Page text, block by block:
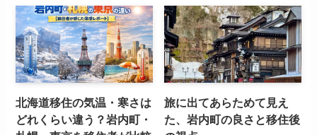
北海道移住の気温・寒さは
どれくらい違う？岩内町・
旅に出てあらためて見え
た、岩内町の良さと移住後